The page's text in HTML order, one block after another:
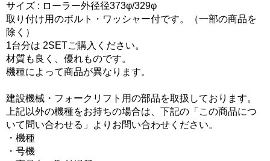
サイズ : ローラー外径径373φ/329φ
取り付け用のボルト・ワッシャー付です。（一部の商品を
除く）
1台分は 2SETご購入ください。
材質も良く、優れものです。
機種によって商品が異なります。
建設機械・フォークリフト用の部品を取扱しております。
上記以外の機種をお持ちの場合は、下記の「この商品につ
いて問い合わせる」よりお問い合わせください。
・機種
・号機